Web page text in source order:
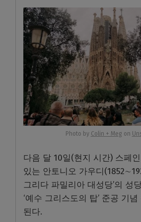
Photo by Colin + Meg on
다음 달 10일(현지 시간) 스페
있는 안토니오 가우디
그리다 파밀리아 대성당’의 성
‘예수 그리스도의 탑’ 준공 기
된다.